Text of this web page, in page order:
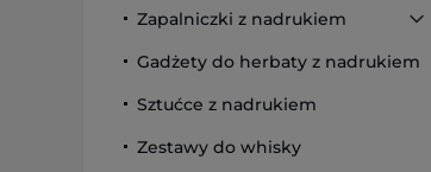
Zapalniczki z nadrukiem
Gadżety do herbaty z nadrukiem
Sztućce z nadrukiem
Zestawy do whisky